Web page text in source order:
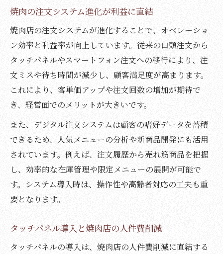
焼肉の注文システム進化が利益に直結
焼肉店の注文システムが進化することで、オペレーショ
ン効率と利益率が向上しています。従来の口頭注文から
タッチパネルやスマートフォン注文への移行により、注
文ミスや待ち時間が減少し、顧客満足度が高まります。
これにより、客単価アップや注文回数の増加が期待で
き、経営面でのメリットが大きいです。
また、デジタル注文システムは顧客の嗜好データを蓄積
できるため、人気メニューの分析や新商品開発にも活用
されています。例えば、注文履歴から売れ筋商品を把握
し、効率的な在庫管理や限定メニューの展開が可能で
す。システム導入時は、操作性や高齢者対応の工夫も重
要となります。
タッチパネル導入と焼肉店の人件費削減
タッチパネルの導入は、焼肉店の人件費削減に直結する